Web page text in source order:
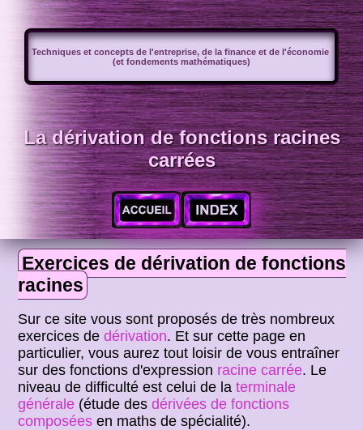
Techniques et concepts de l'entreprise, de la finance et de l'économie
(et fondements mathématiques)
La dérivation de fonctions racines
carrées
Exercices de dérivation de fonctions
racines
Sur ce site vous sont proposés de très nombreux
exercices dedérivation. Et sur cette page en
particulier, vous aurez tout loisir de vous entraîner
sur des fonctions d'expression racine carrée. Le
niveau de difficulté est celui de laterminale
générale (étude desdérivées de fonctions
composées en maths de spécialité).